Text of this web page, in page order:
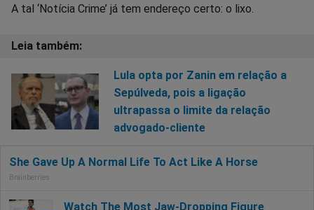
A tal ‘Notícia Crime’ já tem endereço certo: o lixo.
Lula opta por Zanin em relação a
Sepúlveda, pois a ligação
ultrapassa o limite da relação
advogado-cliente